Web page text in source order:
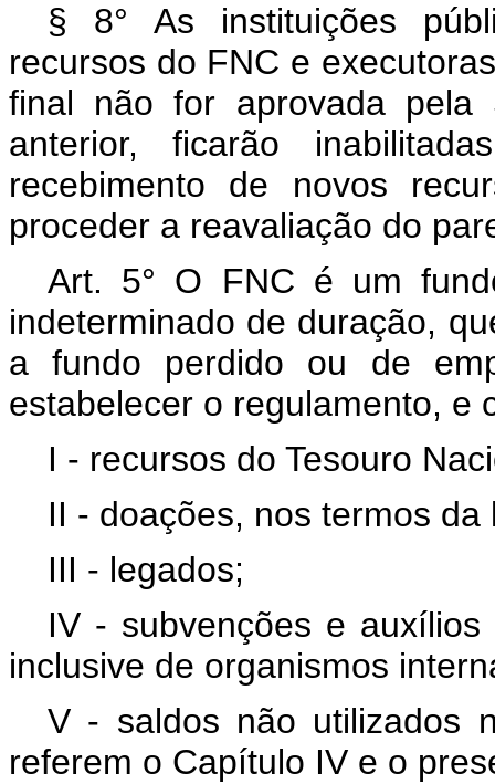
§ 8° As instituições
recursos do FNC e
final não for aprovada pela
anterior, ficarão
recebimento de novos
proceder a reavaliação do
Art. 5° O FNC é um
indeterminado de duração,
a fundo perdido ou de
estabelecer o regulamento, e
I - recursos do Tesouro
II - doações, nos termos
III - legados;
IV - subvenções e
inclusive de organismos
V - saldos não utilizados
referem o Capítulo IV e o